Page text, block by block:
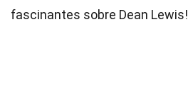
fascinantes sobre Dean Lewis!